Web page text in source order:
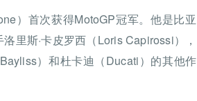
）首次获得MotoGP冠军。他是比亚
里斯·卡皮罗西（Loris Capirossi），
）和杜卡迪（Ducati）的其他作